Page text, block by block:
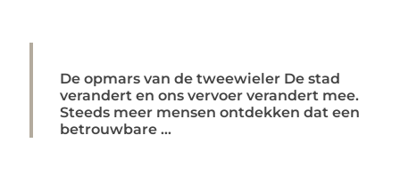
De opmars van de tweewieler De stad
verandert en ons vervoer verandert mee.
Steeds meer mensen ontdekken dat een
betrouwbare ...